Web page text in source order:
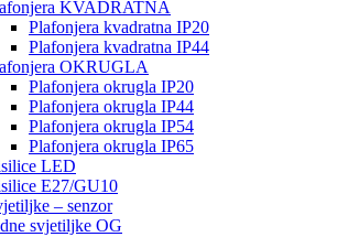
KVADRATNA
Plafonjera kvadratna IP20
Plafonjera kvadratna IP44
OKRUGLA
Plafonjera okrugla IP20
Plafonjera okrugla IP44
Plafonjera okrugla IP54
Plafonjera okrugla IP65
LED
E27/GU10
– senzor
svjetiljke OG